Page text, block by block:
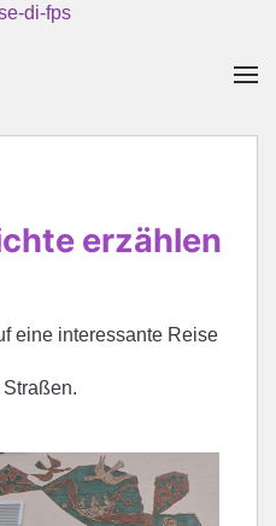
di-fps
erzählen
eine interessante Reise